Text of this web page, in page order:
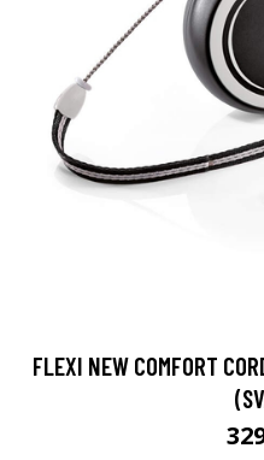
FLEXI NEW COMFORT